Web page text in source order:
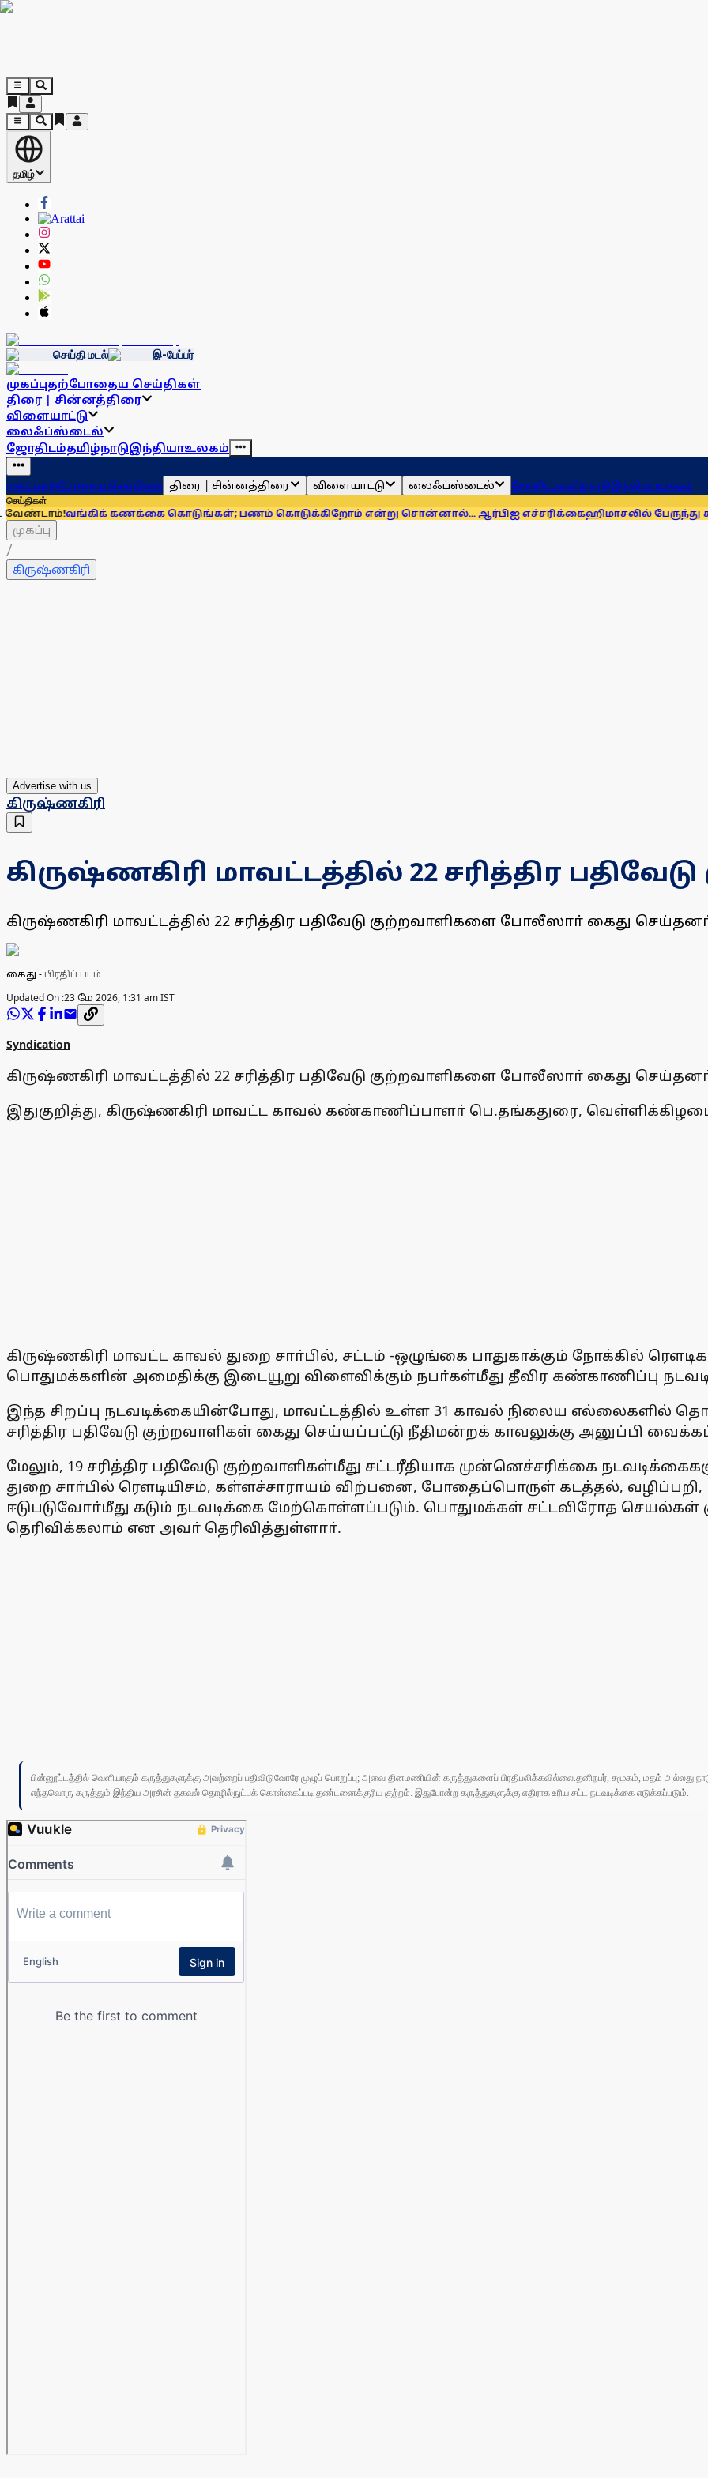
தமிழ்
செய்தி மடல் இ-பேப்பர்
முகப்புதற்போதைய செய்திகள்
திரை | சின்னத்திரை
விளையாட்டு
லைஃப்ஸ்டைல்
ஜோதிடம்தமிழ்நாடுஇந்தியாஉலகம்
முகப்புதற்போதைய செய்திகள் திரை | சின்னத்திரை விளையாட்டு லைஃப்ஸ்டைல் ஜோதிடம்தமிழ்நாடுஇந்தியாஉலகம்
செய்திகள்
வங்கிக் கணக்கை கொடுங்கள்; பணம் கொடுக்கிறோம் என்று சொன்னால்... ஆர்பிஐ எச்சரிக்கைஹிமாசலில் பேருந்து கவிழ்ந்து
முகப்பு
/
கிருஷ்ணகிரி
Advertise with us
கிருஷ்ணகிரி
கிருஷ்ணகிரி மாவட்டத்தில் 22 சரித்திர
கிருஷ்ணகிரி மாவட்டத்தில் 22 சரித்திர பதிவேடு குற்றவாளிகளை போலீஸாா் கைது
கைது - பிரதிப் படம்
Updated On :23 மே 2026, 1:31 am IST
Syndication
கிருஷ்ணகிரி மாவட்டத்தில் 22 சரித்திர பதிவேடு குற்றவாளிகளை போலீஸாா் கைது
இதுகுறித்து, கிருஷ்ணகிரி மாவட்ட காவல் கண்காணிப்பாளா் பெ.தங்கதுரை, வெள்ளிக்கிழமை
கிருஷ்ணகிரி மாவட்ட காவல் துறை சாா்பில், சட்டம் -ஒழுங்கை பாதுகாக்கும் நோக்கில்
பொதுமக்களின் அமைதிக்கு இடையூறு விளைவிக்கும் நபா்கள்மீது தீவிர கண்காணிப்பு
இந்த சிறப்பு நடவடிக்கையின்போது, மாவட்டத்தில் உள்ள 31 காவல் நிலைய எல்லைகளில்
சரித்திர பதிவேடு குற்றவாளிகள் கைது செய்யப்பட்டு நீதிமன்றக் காவலுக்கு அனுப்பி
மேலும், 19 சரித்திர பதிவேடு குற்றவாளிகள்மீது சட்டரீதியாக முன்னெச்சரிக்கை
துறை சாா்பில் ரெளடியிசம், கள்ளச்சாராயம் விற்பனை, போதைப்பொருள் கடத்தல்,
ஈடுபடுவோா்மீது கடும் நடவடிக்கை மேற்கொள்ளப்படும். பொதுமக்கள் சட்டவிரோத செயல்கள்
தெரிவிக்கலாம் என அவா் தெரிவித்துள்ளாா்.
பின்னூட்டத்தில் வெளியாகும் கருத்துகளுக்கு அவற்றைப் பதிவிடுவோரே முழுப் பொறுப்பு; அவை தினமணியின் கருத்துகளைப் பிரதிபலிக்கவில்லை.தனிநபர், சமூகம், மதம் அல்லது
எந்தவொரு கருத்தும் இந்திய அரசின் தகவல் தொழில்நுட்பக் கொள்கைப்படி தண்டனைக்குரிய குற்றம். இதுபோன்ற கருத்துகளுக்கு எதிராக உரிய சட்ட நடவடிக்கை எடுக்கப்படும்.